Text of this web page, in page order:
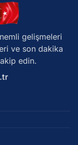
gelişmeleri
ve son dakika
edin.